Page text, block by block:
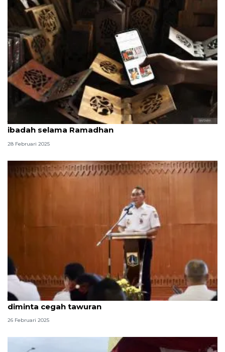
Jaktim imbau warga jaga kebersihan sarana
ibadah selama Ramadhan
28 Februari 2025
Jelang Ramadhan, lurah hingga camat di Jakpus
diminta cegah tawuran
26 Februari 2025